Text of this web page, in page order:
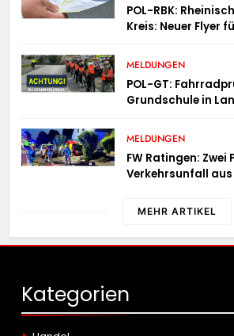
POL-RBK:
Kreis: Neuer Flyer
MELDUNGEN
POL-GT:
Grundschule in
MELDUNGEN
FW Ratingen: Zwei
Verkehrsunfall
MEHR ARTIKEL
Kategorien